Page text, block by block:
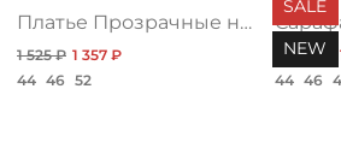
ОПТОВЫМ ПОКУПАТЕЛЯМ
Платье Прозрачные намерения, дива топ
1 525 ₽ 1 357 ₽
44 46 52
SALE
NEW
1 525 ₽
44 46